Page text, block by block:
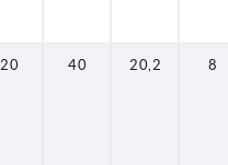
20 40 20,2 8